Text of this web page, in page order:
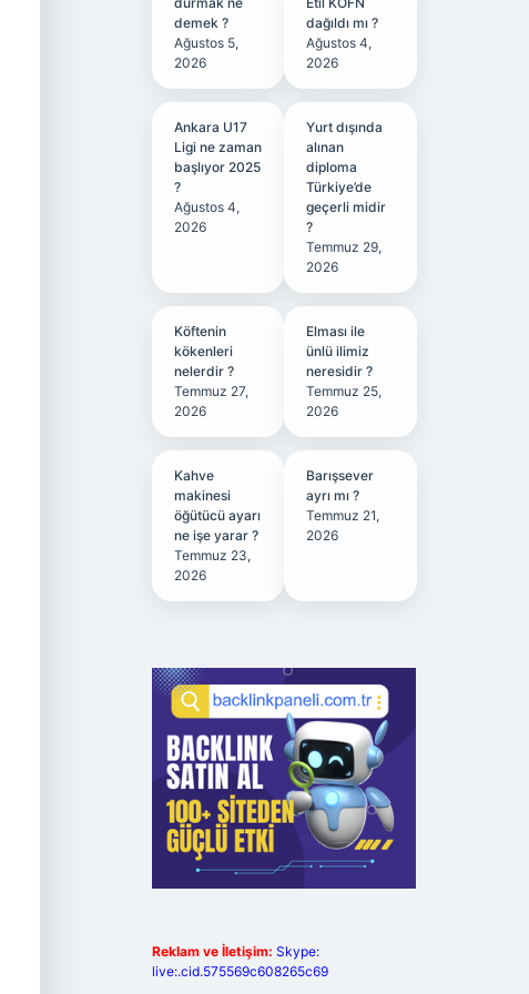
demek ?
Ağustos 5,
2026
dağıldı mı ?
Ağustos 4,
2026
Ankara U17
Ligi ne zaman
başlıyor 2025
?
Ağustos 4,
2026
Yurt dışında
alınan
diploma
Türkiye’de
geçerli midir
?
Temmuz 29,
2026
Köftenin
kökenleri
nelerdir ?
Temmuz 27,
2026
Elması ile
ünlü ilimiz
neresidir ?
Temmuz 25,
2026
Kahve
makinesi
öğütücü ayarı
ne işe yarar ?
Temmuz 23,
2026
Barışsever
ayrı mı ?
Temmuz 21,
2026
Reklam ve İletişim: Skype:
live:.cid.575569c608265c69